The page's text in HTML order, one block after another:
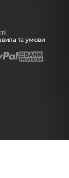
та умови